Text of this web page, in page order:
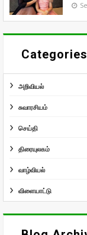
Categories
அறிவியல்
சுவாரசியம்
செய்தி
திரையுலகம்
வாழ்வியல்
விளையாட்டு